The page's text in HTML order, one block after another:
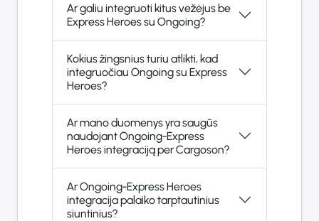
Ar galiu integruoti kitus vežėjus be
Express Heroes su Ongoing?
Kokius žingsnius turiu atlikti, kad
integruočiau Ongoing su Express
Heroes?
Ar mano duomenys yra saugūs
naudojant Ongoing-Express
Heroes integraciją per Cargoson?
Ar Ongoing-Express Heroes
integracija palaiko tarptautinius
siuntinius?